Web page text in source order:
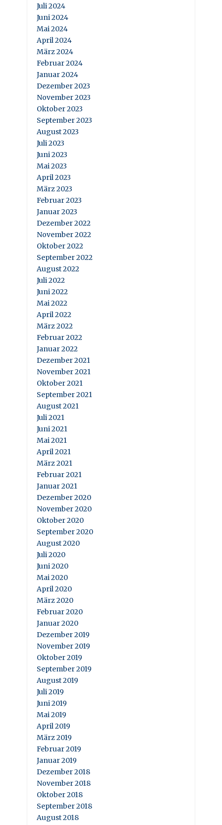
Juli 2024
Juni 2024
Mai 2024
April 2024
März 2024
Februar 2024
Januar 2024
Dezember 2023
November 2023
Oktober 2023
September 2023
August 2023
Juli 2023
Juni 2023
Mai 2023
April 2023
März 2023
Februar 2023
Januar 2023
Dezember 2022
November 2022
Oktober 2022
September 2022
August 2022
Juli 2022
Juni 2022
Mai 2022
April 2022
März 2022
Februar 2022
Januar 2022
Dezember 2021
November 2021
Oktober 2021
September 2021
August 2021
Juli 2021
Juni 2021
Mai 2021
April 2021
März 2021
Februar 2021
Januar 2021
Dezember 2020
November 2020
Oktober 2020
September 2020
August 2020
Juli 2020
Juni 2020
Mai 2020
April 2020
März 2020
Februar 2020
Januar 2020
Dezember 2019
November 2019
Oktober 2019
September 2019
August 2019
Juli 2019
Juni 2019
Mai 2019
April 2019
März 2019
Februar 2019
Januar 2019
Dezember 2018
November 2018
Oktober 2018
September 2018
August 2018